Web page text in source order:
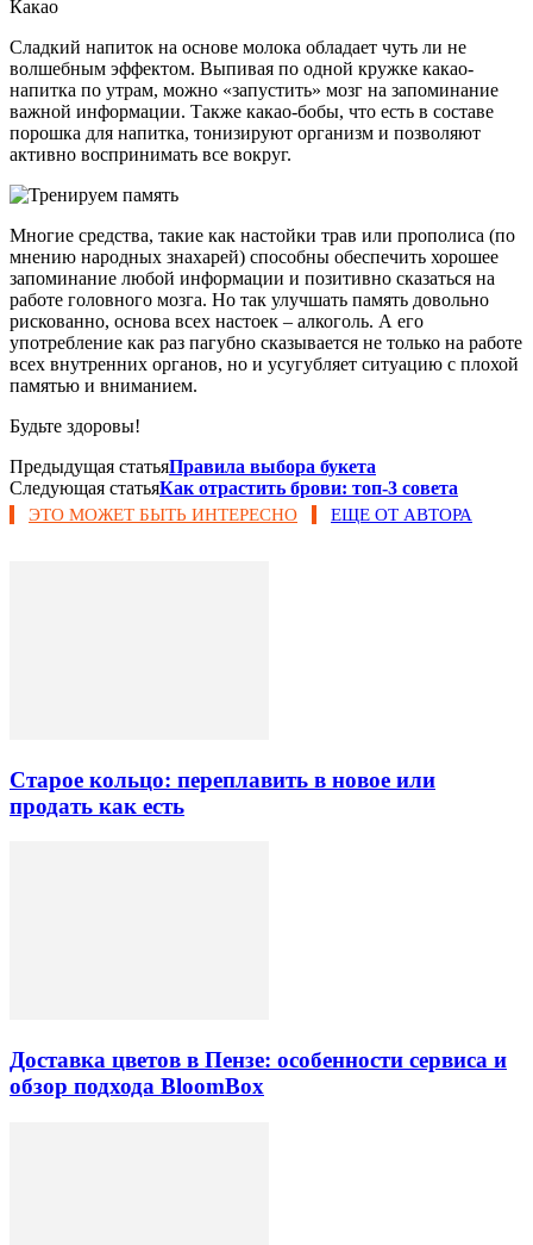
Какао
Сладкий напиток на основе молока обладает чуть ли не
волшебным эффектом. Выпивая по одной кружке какао-
напитка по утрам, можно «запустить» мозг на запоминание
важной информации. Также какао-бобы, что есть в составе
порошка для напитка, тонизируют организм и позволяют
активно воспринимать все вокруг.
Многие средства, такие как настойки трав или прополиса (по
мнению народных знахарей) способны обеспечить хорошее
запоминание любой информации и позитивно сказаться на
работе головного мозга. Но так улучшать память довольно
рискованно, основа всех настоек – алкоголь. А его
употребление как раз пагубно сказывается не только на работе
всех внутренних органов, но и усугубляет ситуацию с плохой
памятью и вниманием.
Будьте здоровы!
Предыдущая статьяПравила выбора букета
Следующая статьяКак отрастить брови: топ-3 совета
ЭТО МОЖЕТ БЫТЬ ИНТЕРЕСНО ЕЩЕ ОТ АВТОРА
Старое кольцо: переплавить в новое или
продать как есть
Доставка цветов в Пензе: особенности сервиса и
обзор подхода BloomBox